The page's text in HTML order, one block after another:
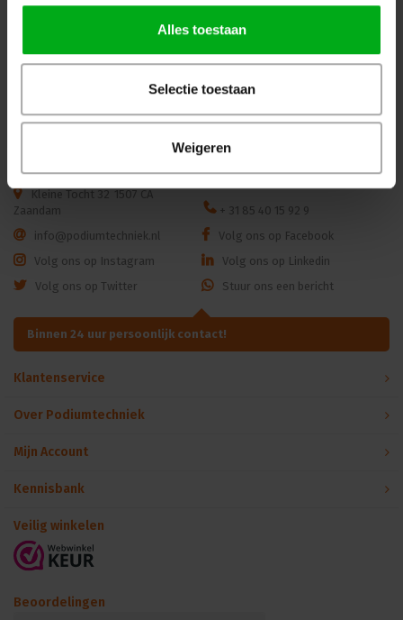
Alles toestaan
Selectie toestaan
Weigeren
| transparant | 2,5 of 3m |
Login voor prijzen
Profielspot LED Movinghead
CMY | 29dB(A) | 18 gobo's
≥70
Dé specialist podiumtechniek; van schets naar uitvoering
Kleine Tocht 32 1507 CA
Zaandam
+ 31 85 40 15 92 9
info@podiumtechniek.nl
Volg ons op Facebook
Volg ons op Instagram
Volg ons op Linkedin
Volg ons op Twitter
Stuur ons een bericht
Binnen 24 uur persoonlijk contact!
Klantenservice
Over Podiumtechniek
Mijn Account
Kennisbank
Veilig winkelen
Beoordelingen